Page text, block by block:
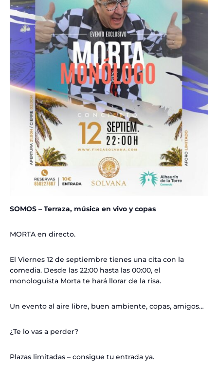
SOMOS – Terraza, música en vivo y copas
MORTA en directo.
El Viernes 12 de septiembre tienes una cita con la
comedia. Desde las 22:00 hasta las 00:00, el
monologuista Morta te hará llorar de la risa.
Un evento al aire libre, buen ambiente, copas, amigos…
¿Te lo vas a perder?
Plazas limitadas – consigue tu entrada ya.